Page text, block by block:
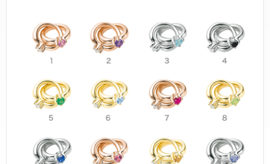
MORE...
ブレスレット